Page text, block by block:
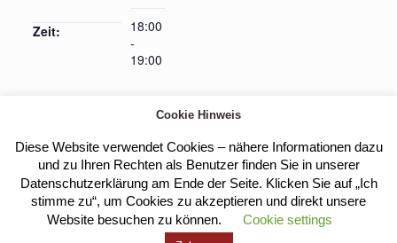
Zeit:
18:00
-
19:00
Eucharistische
Anbetung
Fortbildung des Behinderten- und
Rehasportverbandes Saar
Kloster Heilig Kreuz |Impressum
Cookie Hinweis
Diese Website verwendet Cookies – nähere Informationen dazu
und zu Ihren Rechten als Benutzer finden Sie in unserer
Datenschutzerklärung am Ende der Seite. Klicken Sie auf „Ich
stimme zu“, um Cookies zu akzeptieren und direkt unsere
Website besuchen zu können.
Cookie settings